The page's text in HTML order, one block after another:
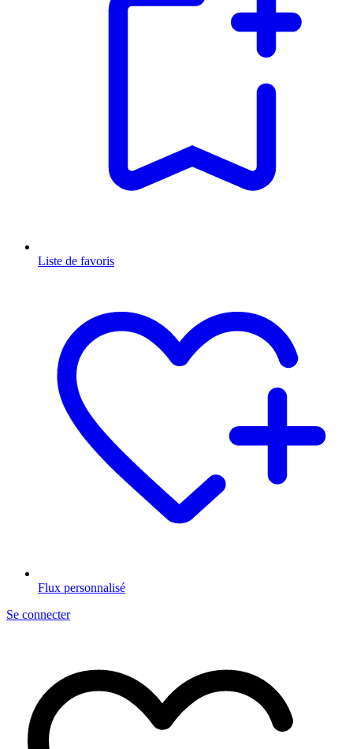
Liste de favoris
Flux personnalisé
Se connecter